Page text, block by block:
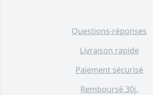
Questions-réponses
Livraison rapide
Paiement sécurisé
Remboursé 30j.